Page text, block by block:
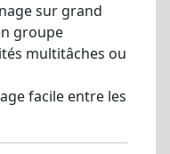
sur grand
groupe
multitâches ou
facile entre les